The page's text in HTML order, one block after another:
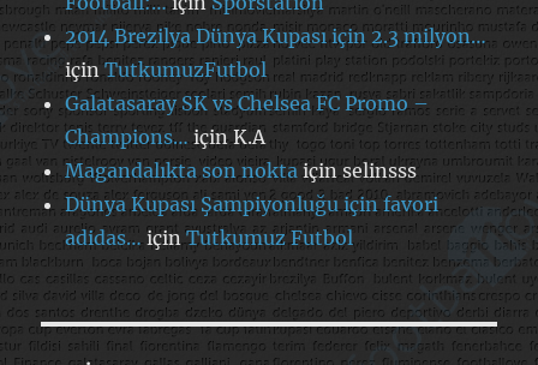
2014 Brezilya Dünya Kupası için 2.3 milyon…
içinTutkumuzFutbol
Galatasaray SK vs Chelsea FC Promo –
Champions…içinK.A
Magandalıkta son nokta içinselinsss
Dünya Kupası Şampiyonluğu için favori
adidas…içinTutkumuz Futbol